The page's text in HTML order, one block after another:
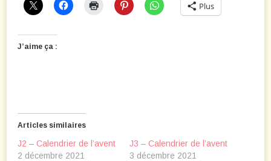
Plus
J’aime ça :
Articles similaires
J2 – Calendrier de l’avent
2 décembre 2021
J3 – Calendrier de l’avent
3 décembre 2021